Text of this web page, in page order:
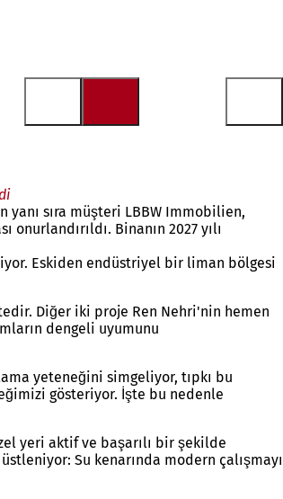
sıra müşteri LBBW Immobilien,
Binanın 2027 yılı
Eskiden endüstriyel bir liman bölgesi
Diğer iki proje Ren Nehri'nin hemen
dengeli uyumunu
yeteneğini simgeliyor, tıpkı bu
gösteriyor. İşte bu nedenle
yeri aktif ve başarılı bir şekilde
Su kenarında modern çalışmayı